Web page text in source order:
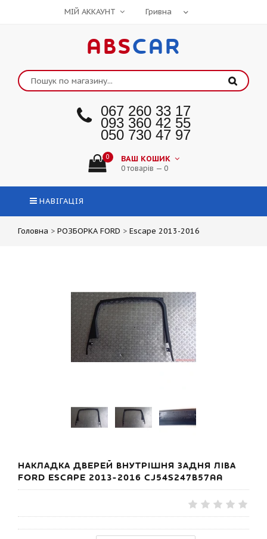
МІЙ АККАУНТ
ABSCAR
067 260 33 17
093 360 42 55
050 730 47 97
0 ВАШ КОШИК
0 товарів — 0
НАВІГАЦІЯ
Головна > РОЗБОРКА FORD > Escape 2013-2016
НАКЛАДКА ДВЕРЕЙ ВНУТРІШНЯ ЗАДНЯ ЛІВА
FORD ESCAPE 2013-2016 CJ54S247B57AA